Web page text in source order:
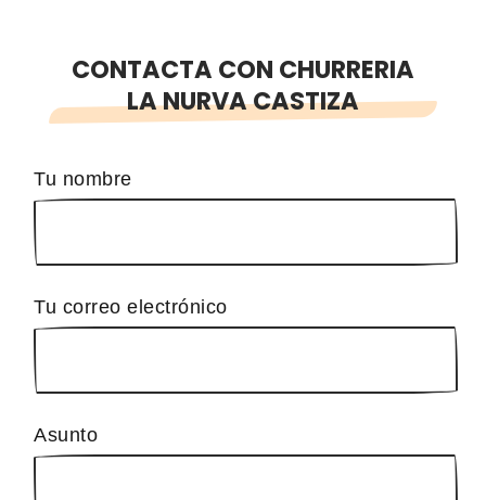
CONTACTA CON CHURRERIA
LA NURVA CASTIZA
Tu nombre
Tu correo electrónico
Asunto